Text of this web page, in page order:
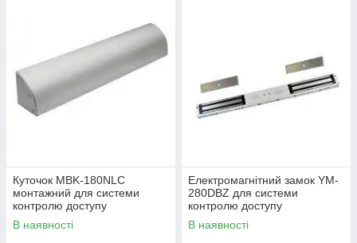
Куточок MBK-180NLC
монтажний для системи
контролю доступу
В наявності
Електромагнітний замок YM-
280DBZ для системи
контролю доступу
В наявності